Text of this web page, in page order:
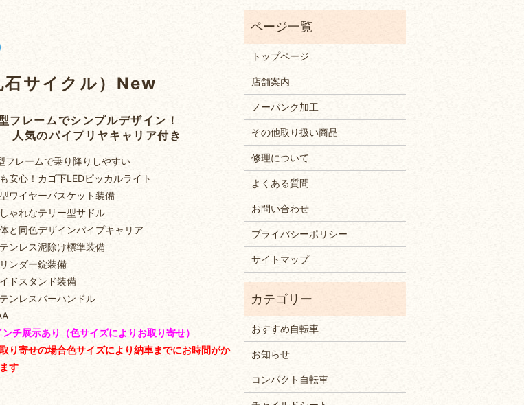
サイクル）New
フレームでシンプルデザイン！
気のパイプリヤキャリア付き
フレームで乗り降りしやすい
も安心！カゴ下LEDピッカルライト
型ワイヤーバスケット装備
しゃれなテリー型サドル
体と同色デザインパイプキャリア
テンレス泥除け標準装備
リンダー錠装備
イドスタンド装備
テンレスバーハンドル
チ展示あり（色サイズによりお取り寄せ）
り寄せの場合色サイズにより納車までにお時間がか
す
トップページ
店舗案内
ノーパンク加工
その他取り扱い商品
修理について
よくある質問
お問い合わせ
プライバシーポリシー
サイトマップ
おすすめ自転車
お知らせ
コンパクト自転車